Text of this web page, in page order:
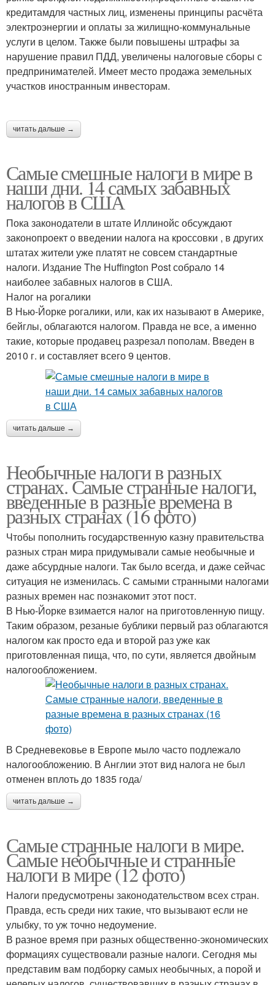
кредитамдля частных лиц, изменены принципы расчёта
электроэнергии и оплаты за жилищно-коммунальные
услуги в целом. Также были повышены штрафы за
нарушение правил ПДД, увеличены налоговые сборы с
предпринимателей. Имеет место продажа земельных
участков иностранным инвесторам.
читать дальше →
Самые смешные налоги в мире в
наши дни. 14 самых забавных
налогов в США
Пока законодатели в штате Иллинойс обсуждают
законопроект о введении налога на кроссовки , в других
штатах жители уже платят не совсем стандартные
налоги. Издание The Huffington Post собрало 14
наиболее забавных налогов в США.
Налог на рогалики
В Нью-Йорке рогалики, или, как их называют в Америке,
бейглы, облагаются налогом. Правда не все, а именно
такие, которые продавец разрезал пополам. Введен в
2010 г. и составляет всего 9 центов.
читать дальше →
Необычные налоги в разных
странах. Самые странные налоги,
введенные в разные времена в
разных странах (16 фото)
Чтобы пополнить государственную казну правительства
разных стран мира придумывали самые необычные и
даже абсурдные налоги. Так было всегда, и даже сейчас
ситуация не изменилась. С самыми странными налогами
разных времен нас познакомит этот пост.
В Нью-Йорке взимается налог на приготовленную пищу.
Таким образом, резаные бублики первый раз облагаются
налогом как просто еда и второй раз уже как
приготовленная пища, что, по сути, является двойным
налогообложением.
В Средневековье в Европе мыло часто подлежало
налогообложению. В Англии этот вид налога не был
отменен вплоть до 1835 года/
читать дальше →
Самые странные налоги в мире.
Самые необычные и странные
налоги в мире (12 фото)
Налоги предусмотрены законодательством всех стран.
Правда, есть среди них такие, что вызывают если не
улыбку, то уж точно недоумение.
В разное время при разных общественно-экономических
формациях существовали разные налоги. Сегодня мы
представим вам подборку самых необычных, а порой и